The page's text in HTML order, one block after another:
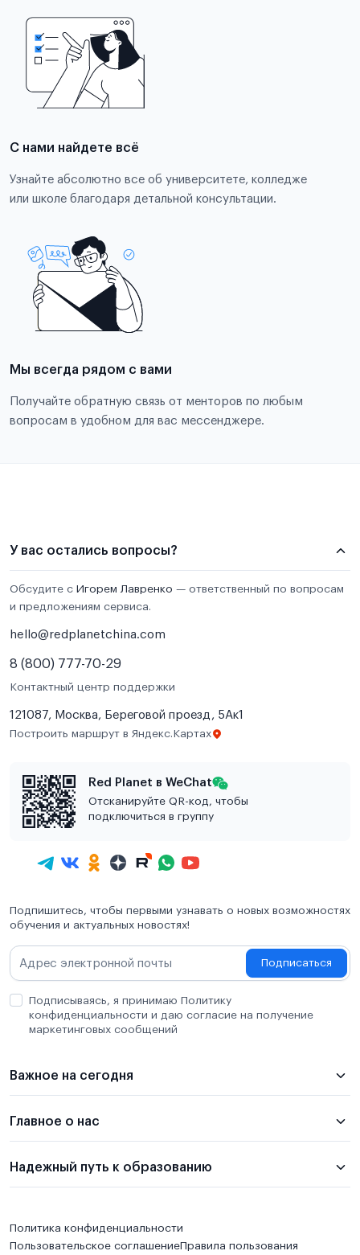
С нами найдете всё
Узнайте абсолютно все об университете, колледже
или школе благодаря детальной консультации.
Мы всегда рядом с вами
Получайте обратную связь от менторов по любым
вопросам в удобном для вас мессенджере.
У вас остались вопросы?
Обсудите с Игорем Лавренко — ответственный по вопросам
и предложениям сервиса.
hello@redplanetchina.com
8 (800) 777-70-29
Контактный центр поддержки
121087, Москва, Береговой проезд, 5Ак1
Построить маршрут в Яндекс.Картах
Red Planet в WeChat
Отсканируйте QR-код, чтобы
подключиться в группу
Подпишитесь, чтобы первыми узнавать о новых возможностях
обучения и актуальных новостях!
Подписаться
Подписываясь, я принимаю Политику
конфиденциальности и даю согласие на получение
маркетинговых сообщений
Важное на сегодня
Главное о нас
Надежный путь к образованию
Политика конфиденциальности
Пользовательское соглашениеПравила пользования